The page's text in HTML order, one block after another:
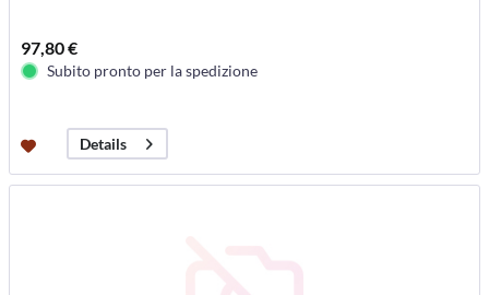
97,80 €
Subito pronto per la spedizione
Details